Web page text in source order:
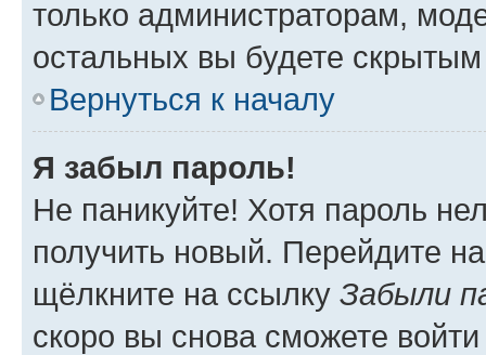
только администраторам,
остальных вы будете
Вернуться к началу
Я забыл пароль!
Не паникуйте! Хотя пароль
получить новый. Перейдите
щёлкните на ссылку Забыли
скоро вы снова сможете